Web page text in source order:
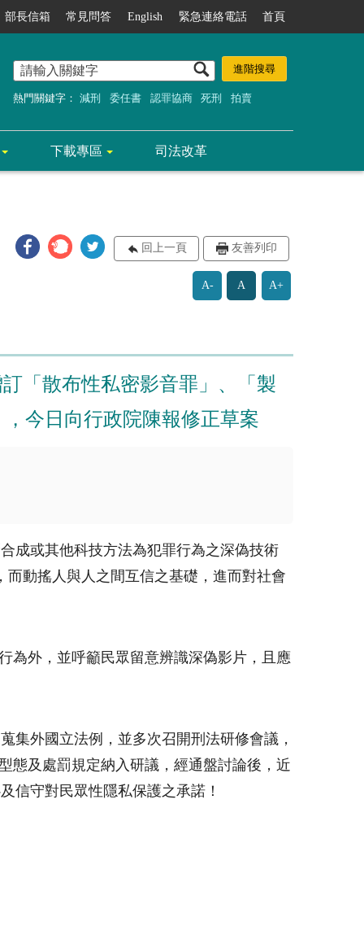
部長信箱 常見問答 English 緊急連絡電話 首頁
熱門關鍵字： 減刑 委任書 認罪協商 死刑 拍賣
下載專區 司法改革
回上一頁 友善列印
A- A A+
「散布性私密影音罪」、「製
今日向行政院陳報修正草案
成或其他科技方法為犯罪行為之深偽技術
動搖人與人之間互信之基礎，進而對社會
為外，並呼籲民眾留意辨識深偽影片，且應
集外國立法例，並多次召開刑法研修會議，
態及處罰規定納入研議，經通盤討論後，近
信守對民眾性隱私保護之承諾！